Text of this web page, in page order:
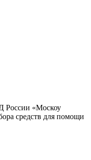
России «Москоу
средств для помощи